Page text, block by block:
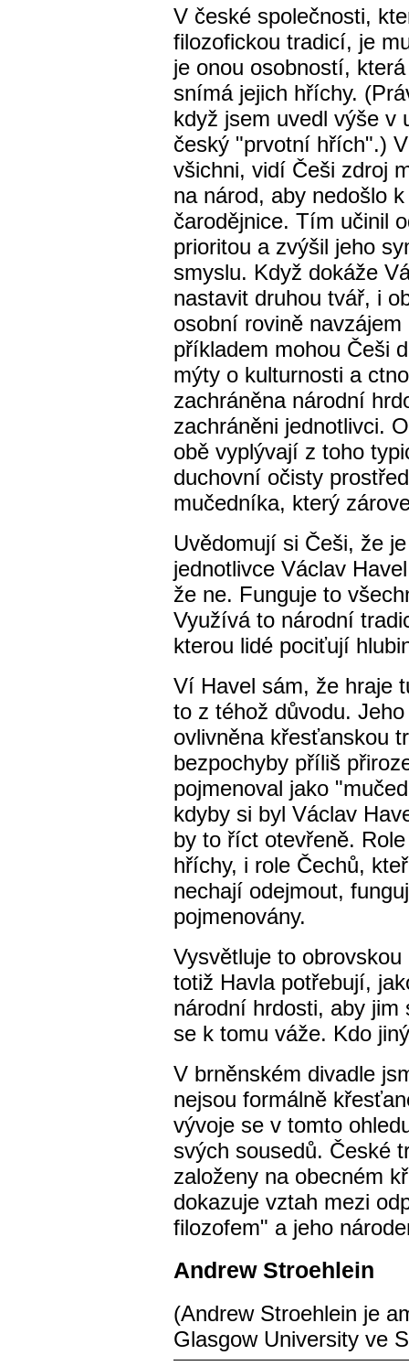
V české společnosti,
filozofickou tradicí, je
je onou osobností,
snímá jejich hříchy.
když jsem uvedl výše v
český "prvotní hřích".)
všichni, vidí Češi zdroj
na národ, aby nedošlo
čarodějnice. Tím učinil
prioritou a zvýšil jeho
smyslu. Když dokáže
nastavit druhou tvář, i
osobní rovině
příkladem mohou Češi
mýty o kulturnosti a
zachráněna národní
zachráněni jednotlivci.
obě vyplývají z toho
duchovní očisty
mučedníka, který
Uvědomují si Češi, že
jednotlivce Václav
že ne. Funguje to
Využívá to národní
kterou lidé pociťují
Ví Havel sám, že hraje
to z téhož důvodu.
ovlivněna křesťanskou
bezpochyby příliš
pojmenoval jako
kdyby si byl Václav
by to říct otevřeně.
hříchy, i role Čechů,
nechají odejmout,
pojmenovány.
Vysvětluje to
totiž Havla potřebují,
národní hrdosti, aby jim
se k tomu váže. Kdo
V brněnském divadle
nejsou formálně
vývoje se v tomto
svých sousedů. České
založeny na obecném
dokazuje vztah mezi
filozofem" a jeho
Andrew Stroehlein
(Andrew Stroehlein je
Glasgow University ve